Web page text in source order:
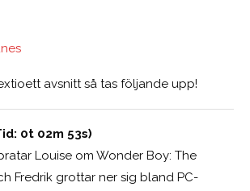
avsnitt så tas följande upp!
0t 02m 53s)
Louise om Wonder Boy: The
Fredrik grottar ner sig bland PC-